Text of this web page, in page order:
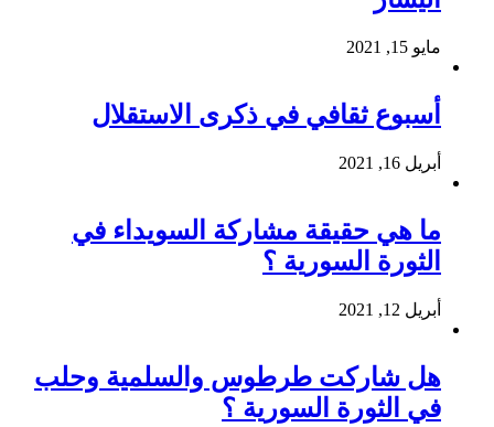
مايو 15, 2021
أسبوع ثقافي في ذكرى الاستقلال
أبريل 16, 2021
ما هي حقيقة مشاركة السويداء في
الثورة السورية ؟
أبريل 12, 2021
هل شاركت طرطوس والسلمية وحلب
في الثورة السورية ؟